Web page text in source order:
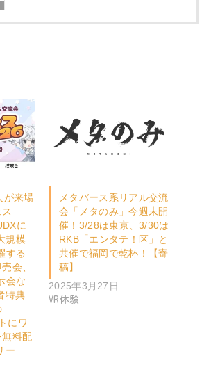
が来場
に
規模
する
会、
会な
特典
にワ
無料配
ー
メタバース系リアル交流
会「メタのみ」今週末開
催！3/28は東京、3/30は
RKB「エンタテ！区」と
共催で福岡で乾杯！【寄
稿】
2025年3月27日
VR体験